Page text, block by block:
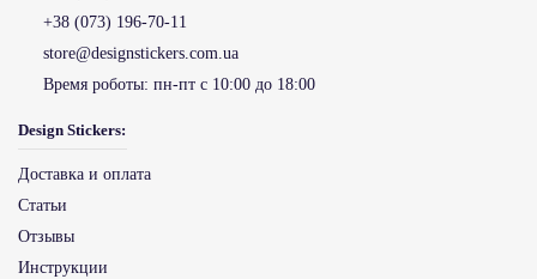
+38 (073) 196-70-11
store@designstickers.com.ua
Время роботы: пн-пт с 10:00 до 18:00
Design Stickers:
Доставка и оплата
Статьи
Отзывы
Инструкции